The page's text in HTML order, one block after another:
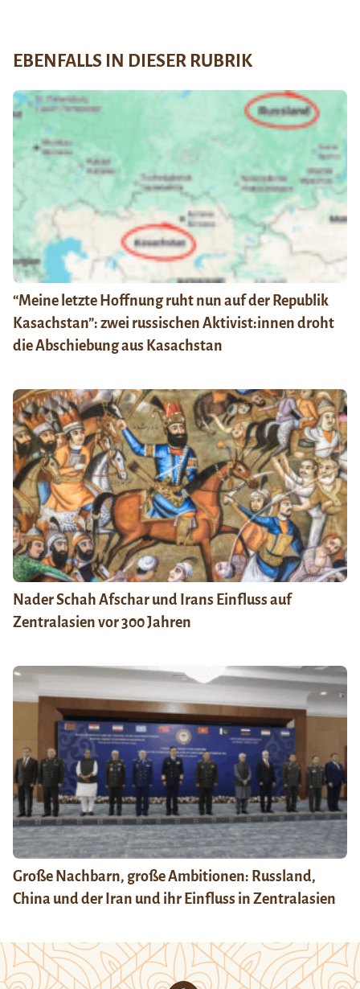
EBENFALLS IN DIESER RUBRIK
“Meine letzte Hoffnung ruht nun auf der Republik
Kasachstan”: zwei russischen Aktivist:innen droht
die Abschiebung aus Kasachstan
Nader Schah Afschar und Irans Einfluss auf
Zentralasien vor 300 Jahren
Große Nachbarn, große Ambitionen: Russland,
China und der Iran und ihr Einfluss in Zentralasien